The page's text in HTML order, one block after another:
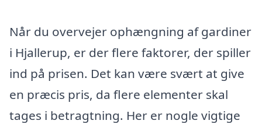
Når du overvejer ophængning af gardiner
i Hjallerup, er der flere faktorer, der spiller
ind på prisen. Det kan være svært at give
en præcis pris, da flere elementer skal
tages i betragtning. Her er nogle vigtige